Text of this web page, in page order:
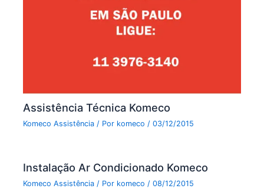
Assistência Técnica Komeco
Komeco Assistência / Por komeco/03/12/2015
Instalação Ar Condicionado Komeco
Komeco Assistência / Por komeco /08/12/2015